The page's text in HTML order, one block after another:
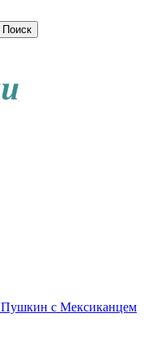
с Мексиканцем